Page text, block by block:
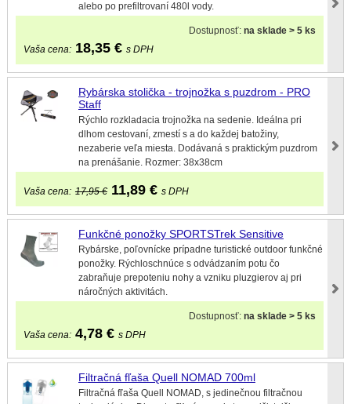
alebo po prefiltrovaní 480l vody.
Dostupnosť:na sklade > 5 ks
Vaša cena: 18,35 € s DPH
Rybárska stolička - trojnožka s puzdrom - PRO
Staff
Rýchlo rozkladacia trojnožka na sedenie. Ideálna pri
dlhom cestovaní, zmestí s a do každej batožiny,
nezaberie veľa miesta. Dodávaná s praktickým puzdrom
na prenášanie. Rozmer: 38x38cm
Vaša cena: 17,95 € 11,89 € s DPH
Funkčné ponožky SPORTSTrek Sensitive
Rybárske, poľovnícke prípadne turistické outdoor funkčné
ponožky. Rýchloschnúce s odvádzaním potu čo
zabraňuje prepoteniu nohy a vzniku pluzgierov aj pri
náročných aktivitách.
Dostupnosť:na sklade > 5 ks
Vaša cena: 4,78 € s DPH
Filtračná fľaša Quell NOMAD 700ml
Filtračná fľaša Quell NOMAD, s jedinečnou filtračnou